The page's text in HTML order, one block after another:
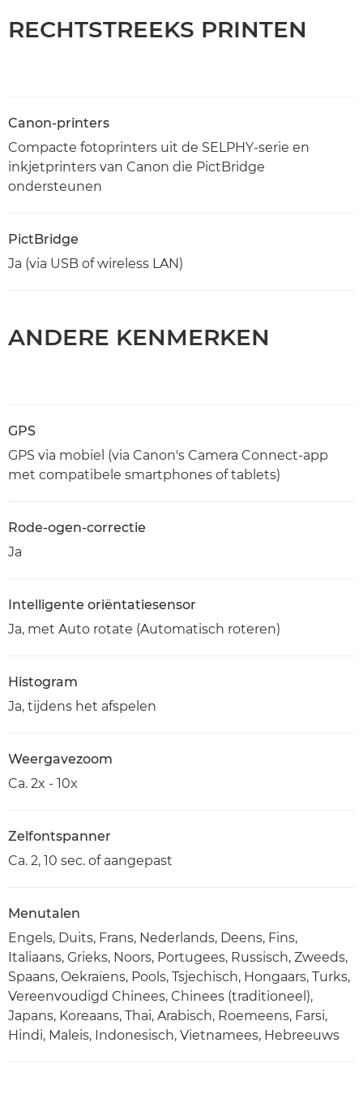
RECHTSTREEKS PRINTEN
Canon-printers
Compacte fotoprinters uit de SELPHY-serie en
inkjetprinters van Canon die PictBridge
ondersteunen
PictBridge
Ja (via USB of wireless LAN)
ANDERE KENMERKEN
GPS
GPS via mobiel (via Canon's Camera Connect-app
met compatibele smartphones of tablets)
Rode-ogen-correctie
Ja
Intelligente oriëntatiesensor
Ja, met Auto rotate (Automatisch roteren)
Histogram
Ja, tijdens het afspelen
Weergavezoom
Ca. 2x - 10x
Zelfontspanner
Ca. 2, 10 sec. of aangepast
Menutalen
Engels, Duits, Frans, Nederlands, Deens, Fins,
Italiaans, Grieks, Noors, Portugees, Russisch, Zweeds,
Spaans, Oekraïens, Pools, Tsjechisch, Hongaars, Turks,
Vereenvoudigd Chinees, Chinees (traditioneel),
Japans, Koreaans, Thai, Arabisch, Roemeens, Farsi,
Hindi, Maleis, Indonesisch, Vietnamees, Hebreeuws